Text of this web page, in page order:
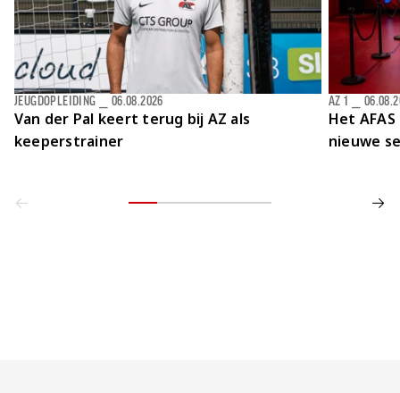
Van der Pal keert terug bij AZ als
keeperstrainer
JEUGDOPLEIDING 06.08.2026
Het
nieuwe
AZ 1